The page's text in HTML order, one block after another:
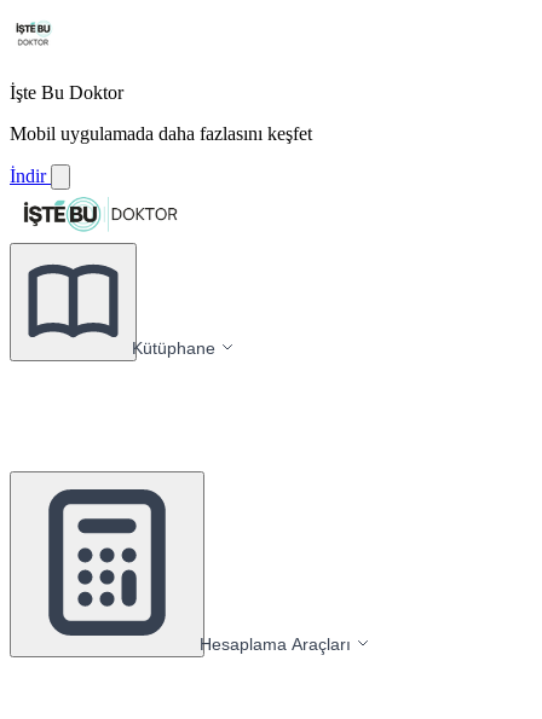
İşte Bu Doktor
Mobil uygulamada daha fazlasını keşfet
İndir
Kütüphane
Hesaplama Araçları